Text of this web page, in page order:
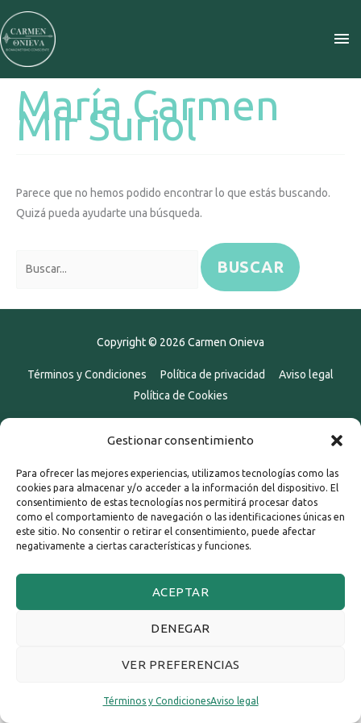
Gestionar consentimiento
Para ofrecer las mejores experiencias, utilizamos tecnologías como las
cookies para almacenar y/o acceder a la información del dispositivo. El
consentimiento de estas tecnologías nos permitirá procesar datos
como el comportamiento de navegación o las identificaciones únicas en
este sitio. No consentir o retirar el consentimiento, puede afectar
negativamente a ciertas características y funciones.
ACEPTAR
DENEGAR
VER PREFERENCIAS
Términos y CondicionesAviso legal
al
contenido
María Carmen
Mir Suriol
Parece que no hemos podido encontrar lo que estás buscando.
Quizá pueda ayudarte una búsqueda.
Buscar
por:
Copyright © 2026 Carmen Onieva
Términos y Condiciones Política de privacidad
Aviso legal
Política de Cookies